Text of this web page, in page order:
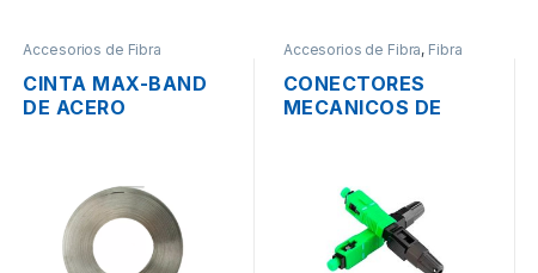
Accesorios de Fibra
CINTA MAX-BAND
DE ACERO
Accesorios de Fibra, Fibra
CONECTORES
MECANICOS DE